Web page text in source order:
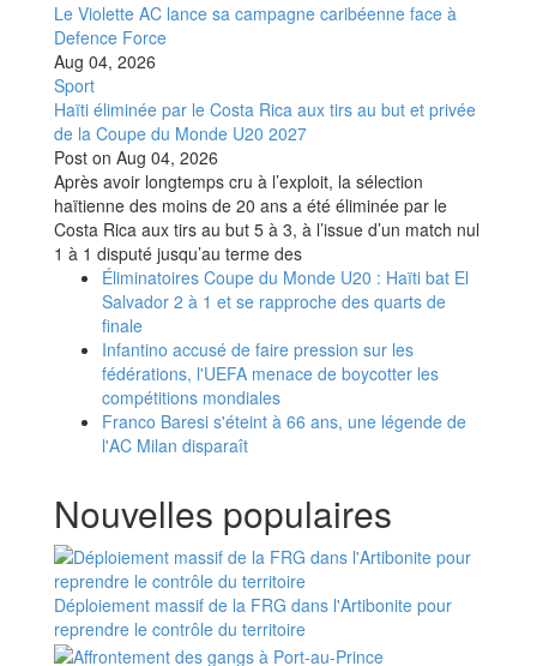
Le Violette AC lance sa campagne caribéenne face à
Defence Force
Aug 04, 2026
Sport
Haïti éliminée par le Costa Rica aux tirs au but et privée
de la Coupe du Monde U20 2027
Post on Aug 04, 2026
Après avoir longtemps cru à l’exploit, la sélection
haïtienne des moins de 20 ans a été éliminée par le
Costa Rica aux tirs au but 5 à 3, à l’issue d’un match nul
1 à 1 disputé jusqu’au terme des
Éliminatoires Coupe du Monde U20 : Haïti bat El
Salvador 2 à 1 et se rapproche des quarts de
finale
Infantino accusé de faire pression sur les
fédérations, l'UEFA menace de boycotter les
compétitions mondiales
Franco Baresi s'éteint à 66 ans, une légende de
l'AC Milan disparaît
Nouvelles populaires
Déploiement massif de la FRG dans l'Artibonite pour
reprendre le contrôle du territoire